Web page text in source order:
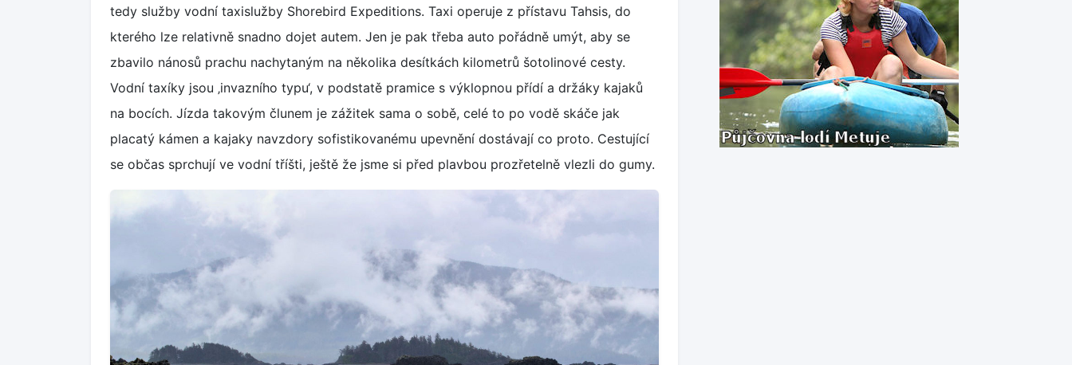
tedy služby vodní taxislužby Shorebird Expeditions. Taxi operuje z přístavu Tahsis, do
kterého lze relativně snadno dojet autem. Jen je pak třeba auto pořádně umýt, aby se
zbavilo nánosů prachu nachytaným na několika desítkách kilometrů šotolinové cesty.
Vodní taxíky jsou ‚invazního typu‘, v podstatě pramice s výklopnou přídí a držáky kajaků
na bocích. Jízda takovým člunem je zážitek sama o sobě, celé to po vodě skáče jak
placatý kámen a kajaky navzdory sofistikovanému upevnění dostávají co proto. Cestující
se občas sprchují ve vodní tříšti, ještě že jsme si před plavbou prozřetelně vlezli do gumy.